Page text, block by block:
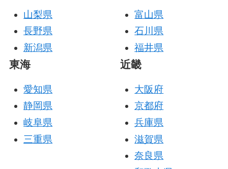
山梨県
長野県
新潟県
富山県
石川県
福井県
東海
愛知県
静岡県
岐阜県
三重県
近畿
大阪府
京都府
兵庫県
滋賀県
奈良県